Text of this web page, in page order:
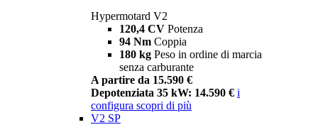
Hypermotard V2
120,4 CV Potenza
94 Nm Coppia
180 kg Peso in ordine di marcia
senza carburante
A partire da 15.590 €
Depotenziata 35 kW: 14.590 € i
configura scopri di più
V2 SP